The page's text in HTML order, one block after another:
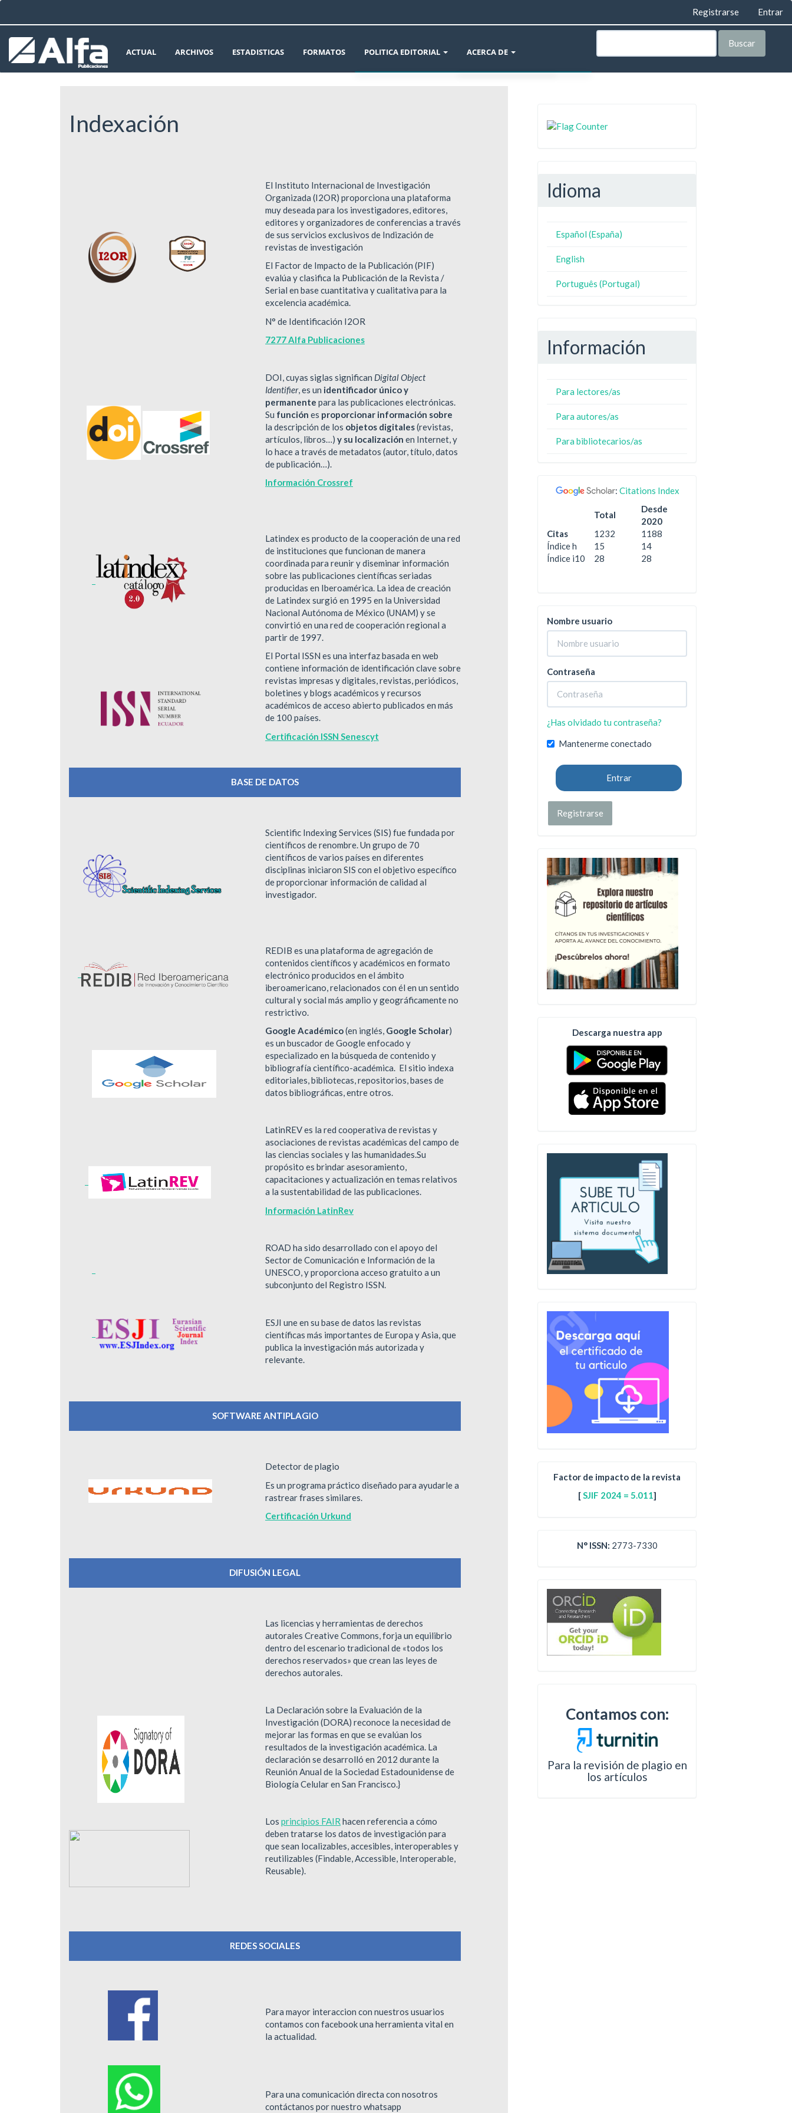
principal
Barra
lateral
Registrarse Entrar
ACTUAL ARCHIVOS ESTADISTICAS FORMATOS POLITICA EDITORIAL
POLÍTICA DE USO DE INTELIGENCIA ARTIFICIAL
POLÍTICA REVISIÓN DE PARES
POLÍTICA DE AUTORÍA Y CARGOS DE AUTOR
DERECHOS DE AUTOR Y REPRODUCCIÓN
POLÍTICA DE CORRECCIÓN Y RETRACTACIÓN
ACERCA DE
DECLARACIÓN DE PRIVACIDAD
Buscar
Indexación
El Instituto Internacional de Investigación
Organizada (I2OR) proporciona una plataforma
muy deseada para los investigadores, editores,
editores y organizadores de conferencias a través
de sus servicios exclusivos de Indización de
revistas de investigación
El Factor de Impacto de la Publicación (PIF)
evalúa y clasifica la Publicación de la Revista /
Serial en base cuantitativa y cualitativa para la
excelencia académica.
N° de Identificación I2OR
7277 Alfa Publicaciones
DOI, cuyas siglas significan Digital Object
Identifier, es un identificador único y
permanente para las publicaciones electrónicas.
Su función es proporcionar información sobre
la descripción de los objetos digitales(revistas,
artículos, libros…) y su localización en Internet, y
lo hace a través de metadatos (autor, título, datos
de publicación…).
Información Crossref
Latindex es producto de la cooperación de una red
de instituciones que funcionan de manera
coordinada para reunir y diseminar información
sobre las publicaciones científicas seriadas
producidas en Iberoamérica. La idea de creación
de Latindex surgió en 1995 en la Universidad
Nacional Autónoma de México (UNAM) y se
convirtió en una red de cooperación regional a
partir de 1997.
El Portal ISSN es una interfaz basada en web
contiene información de identificación clave sobre
revistas impresas y digitales, revistas, periódicos,
boletines y blogs académicos y recursos
académicos de acceso abierto publicados en más
de 100 países.
Certificación ISSN Senescyt
BASE DE DATOS
Scientific Indexing Services (SIS) fue fundada por
científicos de renombre. Un grupo de 70
científicos de varios países en diferentes
disciplinas iniciaron SIS con el objetivo específico
de proporcionar información de calidad al
investigador.
REDIB es una plataforma de agregación de
contenidos científicos y académicos en formato
electrónico producidos en el ámbito
iberoamericano, relacionados con él en un sentido
cultural y social más amplio y geográficamente no
restrictivo.
Google Académico(en inglés, Google Scholar)
es un buscador de Google enfocado y
especializado en la búsqueda de contenido y
bibliografía científico-académica. ​ El sitio indexa
editoriales, bibliotecas, repositorios, bases de
datos bibliográficas, entre otros.
LatinREV es la red cooperativa de revistas y
asociaciones de revistas académicas del campo de
las ciencias sociales y las humanidades.Su
propósito es brindar asesoramiento,
capacitaciones y actualización en temas relativos
a la sustentabilidad de las publicaciones.
Información LatinRev
ROAD ha sido desarrollado con el apoyo del
Sector de Comunicación e Información de la
UNESCO, y proporciona acceso gratuito a un
subconjunto del Registro ISSN.
ESJI une en su base de datos las revistas
científicas más importantes de Europa y Asia, que
publica la investigación más autorizada y
relevante.
SOFTWARE ANTIPLAGIO
Detector de plagio
Es un programa práctico diseñado para ayudarle a
rastrear frases similares.
Certificación Urkund
DIFUSIÓN LEGAL
Las licencias y herramientas de derechos
autorales Creative Commons, forja un equilibrio
dentro del escenario tradicional de «todos los
derechos reservados» que crean las leyes de
derechos autorales.
La Declaración sobre la Evaluación de la
Investigación (DORA) reconoce la necesidad de
mejorar las formas en que se evalúan los
resultados de la investigación académica. La
declaración se desarrolló en 2012 durante la
Reunión Anual de la Sociedad Estadounidense de
Biología Celular en San Francisco.}
Los principios FAIR hacen referencia a cómo
deben tratarse los datos de investigación para
que sean localizables, accesibles, interoperables y
reutilizables (Findable, Accessible, Interoperable,
Reusable).
REDES SOCIALES
Para mayor interaccion con nuestros usuarios
contamos con facebook una herramienta vital en
la actualidad.
Para una comunicación directa con nosotros
contáctanos por nuestro whatsapp
Idioma
Español (España)
English
Português (Portugal)
Información
Para lectores/as
Para autores/as
Para bibliotecarios/as
: Citations Index
Total
Desde
2020
Citas
1232
1188
Índice h
15
14
Índice i10
28 28
Nombre usuario
Contraseña
¿Has olvidado tu contraseña?
Mantenerme conectado
Entrar
Registrarse
Descarga nuestra app
Factor de impacto de la revista
[SJIF 2024 = 5.011]
N° ISSN: 2773-7330
Contamos con:
Para la revisión de plagio en
los artículos